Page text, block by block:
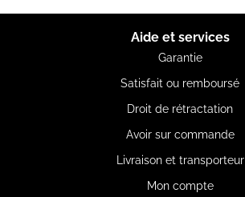
Aide et services
Garantie
Satisfait ou remboursé
Droit de rétractation
Avoir sur commande
Livraison et transporteur
Mon compte